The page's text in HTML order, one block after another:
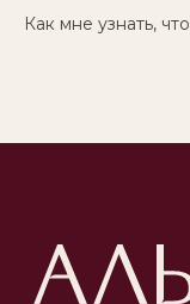
Как мне узнать,